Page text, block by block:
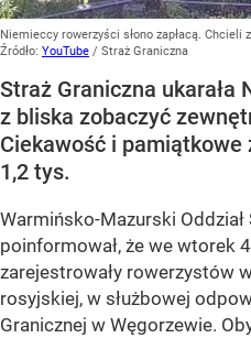
Niemieccy rowerzyści słono zapłacą.
Źródło: YouTube / Straż Graniczna
Straż Graniczna ukarała
z bliska zobaczyć
Ciekawość i pamiątkowe
1,2 tys.
Warmińsko-Mazurski Oddział
poinformował, że we wtorek
zarejestrowały rowerzystów
rosyjskiej, w służbowej
Granicznej w Węgorzewie.